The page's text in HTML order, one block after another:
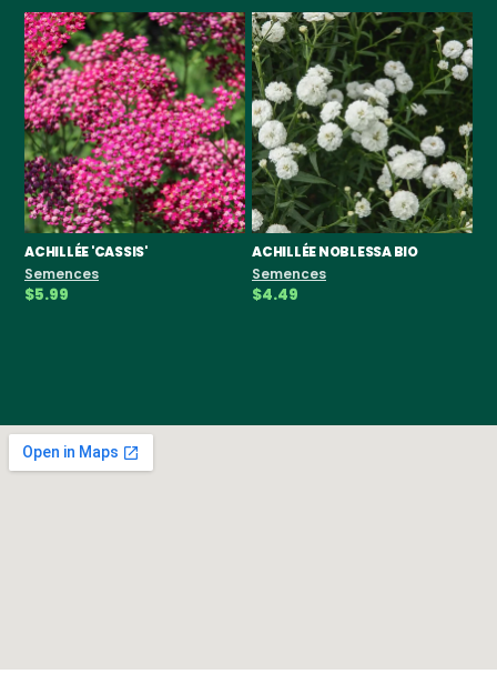
ACHILLÉE 'CASSIS'
Semences
$5.99
ACHILLÉE NOBLESSA BIO
Semences
$4.49